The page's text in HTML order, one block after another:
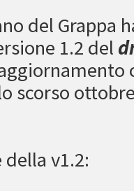
del Grappa
1.2 del
scorso
v1.2: